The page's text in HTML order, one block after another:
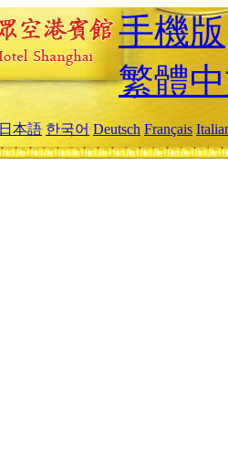
手機版
繁體
日本語 한국어 Deutsch Français